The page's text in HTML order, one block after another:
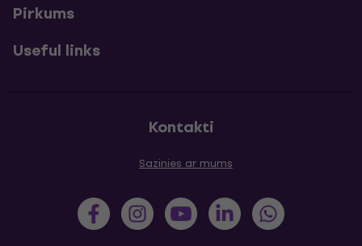
Pirkums
Useful links
Kontakti
Sazinies ar mums